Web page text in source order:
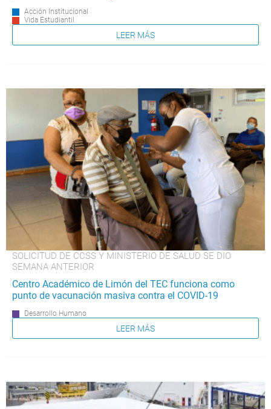
Acción Institucional
Vida Estudiantil
LEER MÁS
SOLICITUD DE CCSS Y MINISTERIO DE SALUD SE DIO
SEMANA ANTERIOR
Centro Académico de Limón del TEC funciona como
punto de vacunación masiva contra el COVID-19
Desarrollo Humano
LEER MÁS